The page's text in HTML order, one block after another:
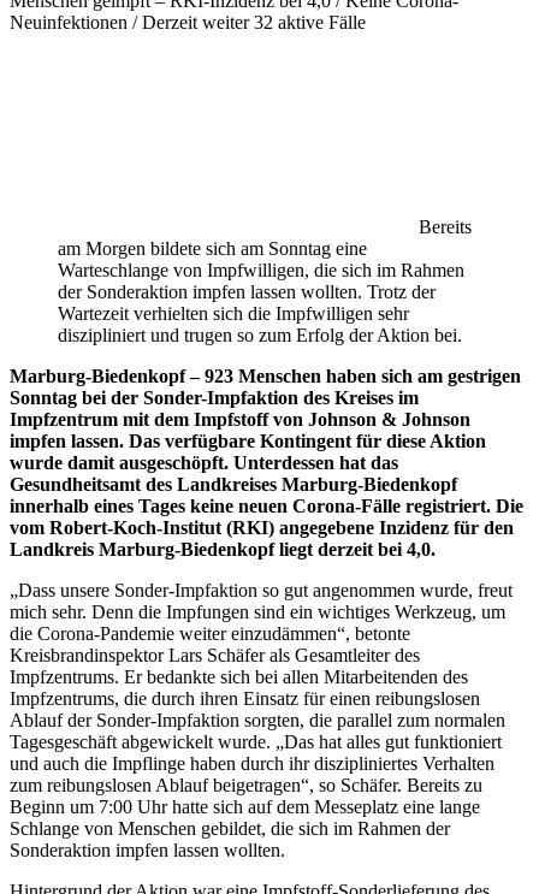
Neuinfektionen / Derzeit weiter 32 aktive Fälle
Bereits
am Morgen bildete sich am Sonntag eine
Warteschlange von Impfwilligen, die sich im Rahmen
der Sonderaktion impfen lassen wollten. Trotz der
Wartezeit verhielten sich die Impfwilligen sehr
diszipliniert und trugen so zum Erfolg der Aktion bei.
Marburg-Biedenkopf – 923 Menschen haben sich am gestrigen
Sonntag bei der Sonder-Impfaktion des Kreises im
Impfzentrum mit dem Impfstoff von Johnson & Johnson
impfen lassen. Das verfügbare Kontingent für diese Aktion
wurde damit ausgeschöpft. Unterdessen hat das
Gesundheitsamt des Landkreises Marburg-Biedenkopf
innerhalb eines Tages keine neuen Corona-Fälle registriert. Die
vom Robert-Koch-Institut (RKI) angegebene Inzidenz für den
Landkreis Marburg-Biedenkopf liegt derzeit bei 4,0.
„Dass unsere Sonder-Impfaktion so gut angenommen wurde, freut
mich sehr. Denn die Impfungen sind ein wichtiges Werkzeug, um
die Corona-Pandemie weiter einzudämmen“, betonte
Kreisbrandinspektor Lars Schäfer als Gesamtleiter des
Impfzentrums. Er bedankte sich bei allen Mitarbeitenden des
Impfzentrums, die durch ihren Einsatz für einen reibungslosen
Ablauf der Sonder-Impfaktion sorgten, die parallel zum normalen
Tagesgeschäft abgewickelt wurde. „Das hat alles gut funktioniert
und auch die Impflinge haben durch ihr diszipliniertes Verhalten
zum reibungslosen Ablauf beigetragen“, so Schäfer. Bereits zu
Beginn um 7:00 Uhr hatte sich auf dem Messeplatz eine lange
Schlange von Menschen gebildet, die sich im Rahmen der
Sonderaktion impfen lassen wollten.